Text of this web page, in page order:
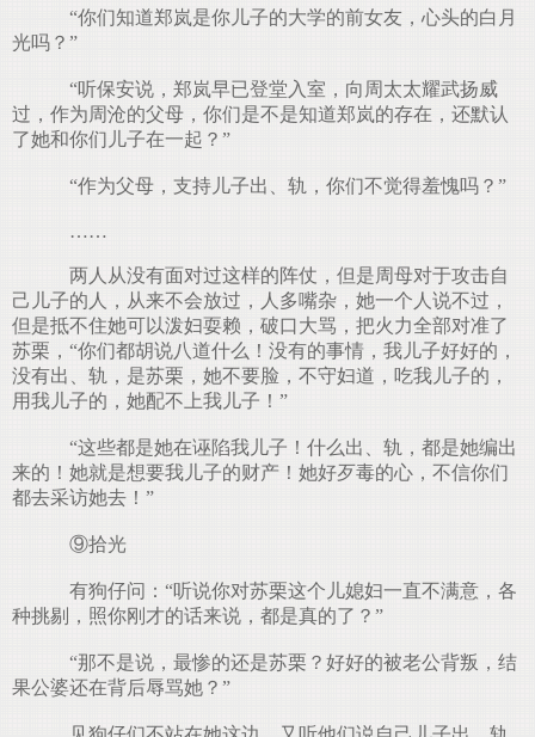
“你们知道郑岚是你儿子的大学的前女友，心头的白月
光吗？”
“听保安说，郑岚早已登堂入室，向周太太耀武扬威
过，作为周沧的父母，你们是不是知道郑岚的存在，还默认
了她和你们儿子在一起？”
“作为父母，支持儿子出、轨，你们不觉得羞愧吗？”
……
两人从没有面对过这样的阵仗，但是周母对于攻击自
己儿子的人，从来不会放过，人多嘴杂，她一个人说不过，
但是抵不住她可以泼妇耍赖，破口大骂，把火力全部对准了
苏栗，“你们都胡说八道什么！没有的事情，我儿子好好的，
没有出、轨，是苏栗，她不要脸，不守妇道，吃我儿子的，
用我儿子的，她配不上我儿子！”
“这些都是她在诬陷我儿子！什么出、轨，都是她编出
来的！她就是想要我儿子的财产！她好歹毒的心，不信你们
都去采访她去！”
⑨拾光
有狗仔问：“听说你对苏栗这个儿媳妇一直不满意，各
种挑剔，照你刚才的话来说，都是真的了？”
“那不是说，最惨的还是苏栗？好好的被老公背叛，结
果公婆还在背后辱骂她？”